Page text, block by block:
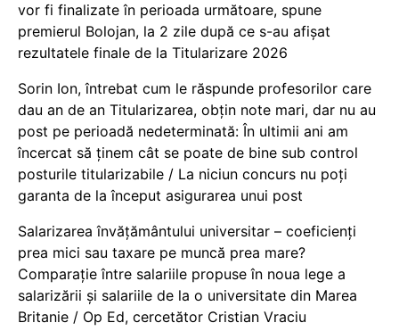
vor fi finalizate în perioada următoare, spune
premierul Bolojan, la 2 zile după ce s-au afișat
rezultatele finale de la Titularizare 2026
Sorin Ion, întrebat cum le răspunde profesorilor care
dau an de an Titularizarea, obțin note mari, dar nu au
post pe perioadă nedeterminată: În ultimii ani am
încercat să ținem cât se poate de bine sub control
posturile titularizabile / La niciun concurs nu poți
garanta de la început asigurarea unui post
Salarizarea învățământului universitar – coeficienți
prea mici sau taxare pe muncă prea mare?
Comparație între salariile propuse în noua lege a
salarizării și salariile de la o universitate din Marea
Britanie / Op Ed, cercetător Cristian Vraciu